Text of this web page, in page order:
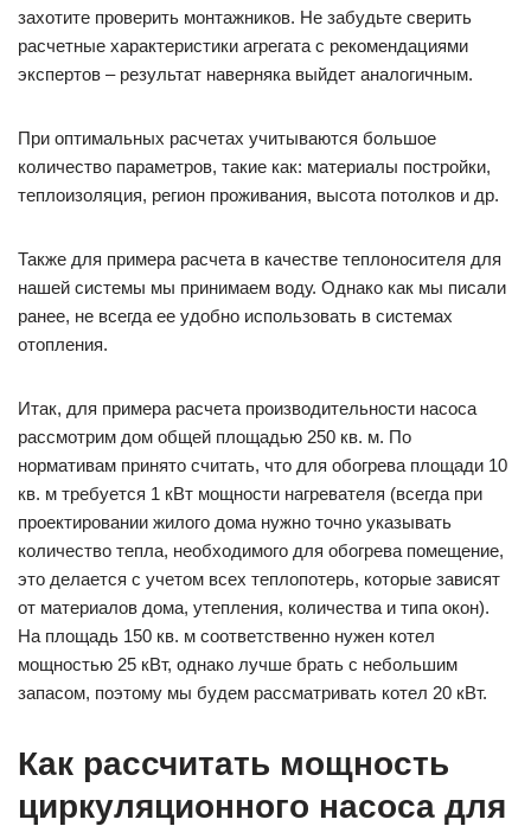
захотите проверить монтажников. Не забудьте сверить
расчетные характеристики агрегата с рекомендациями
экспертов – результат наверняка выйдет аналогичным.
При оптимальных расчетах учитываются большое
количество параметров, такие как: материалы постройки,
теплоизоляция, регион проживания, высота потолков и др.
Также для примера расчета в качестве теплоносителя для
нашей системы мы принимаем воду. Однако как мы писали
ранее, не всегда ее удобно использовать в системах
отопления.
Итак, для примера расчета производительности насоса
рассмотрим дом общей площадью 250 кв. м. По
нормативам принято считать, что для обогрева площади 10
кв. м требуется 1 кВт мощности нагревателя (всегда при
проектировании жилого дома нужно точно указывать
количество тепла, необходимого для обогрева помещение,
это делается с учетом всех теплопотерь, которые зависят
от материалов дома, утепления, количества и типа окон).
На площадь 150 кв. м соответственно нужен котел
мощностью 25 кВт, однако лучше брать с небольшим
запасом, поэтому мы будем рассматривать котел 20 кВт.
Как рассчитать мощность
циркуляционного насоса для